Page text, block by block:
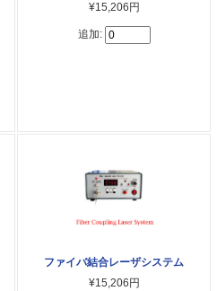
¥15,206円
追加:
ファイバ結合レーザシステム
¥15,206円